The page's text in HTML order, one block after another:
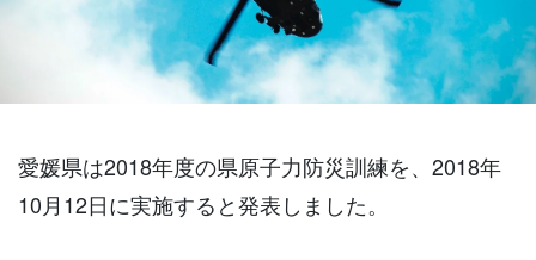
愛媛県は2018年度の県原子力防災訓練を、 2018年
10月12日に実施すると発表しました。